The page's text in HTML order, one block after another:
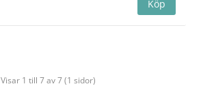
Visar 1 till 7 av 7 (1 sidor)